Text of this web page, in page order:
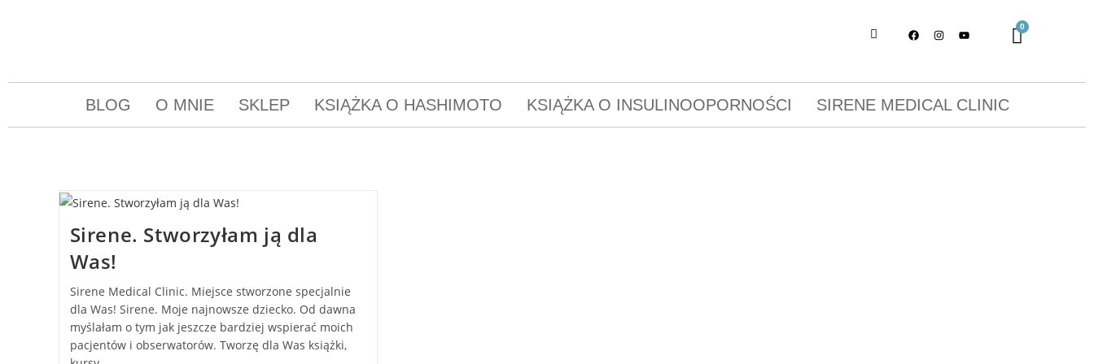
BLOG O MNIE SKLEP KSIĄŻKA O HASHIMOTO KSIĄŻKA O INSULINOOPORNOŚCI SIRENE MEDICAL CLINIC
Sirene. Stworzyłam ją dla
Was!
Sirene Medical Clinic. Miejsce stworzone specjalnie
dla Was! Sirene. Moje najnowsze dziecko. Od dawna
myślałam o tym jak jeszcze bardziej wspierać moich
pacjentów i obserwatorów. Tworzę dla Was książki,